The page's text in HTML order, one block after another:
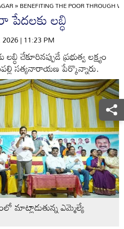
»BENEFITING THE POOR THROUGH
లబ్ధి
| 11:23 PM
చేకూరినప్పుడే ప్రభుత్వ లక్ష్యం
సత్యనారాయణ పేర్కొన్నారు.
మాట్లాడుతున్న ఎమ్మెల్యే